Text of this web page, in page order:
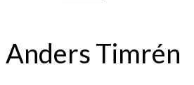
Anders Timrén